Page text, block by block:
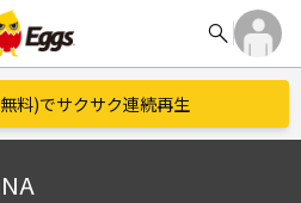
search
料)でサクサク連続再生